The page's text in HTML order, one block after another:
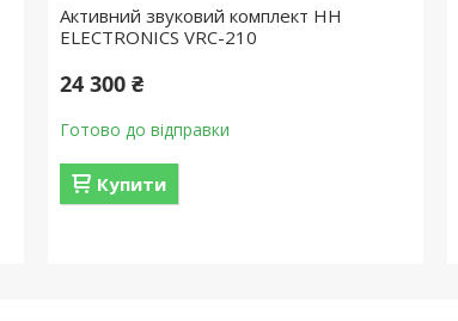
Активний звуковий комплект HH
ELECTRONICS VRC-210
24 300 ₴
Готово до відправки
Купити